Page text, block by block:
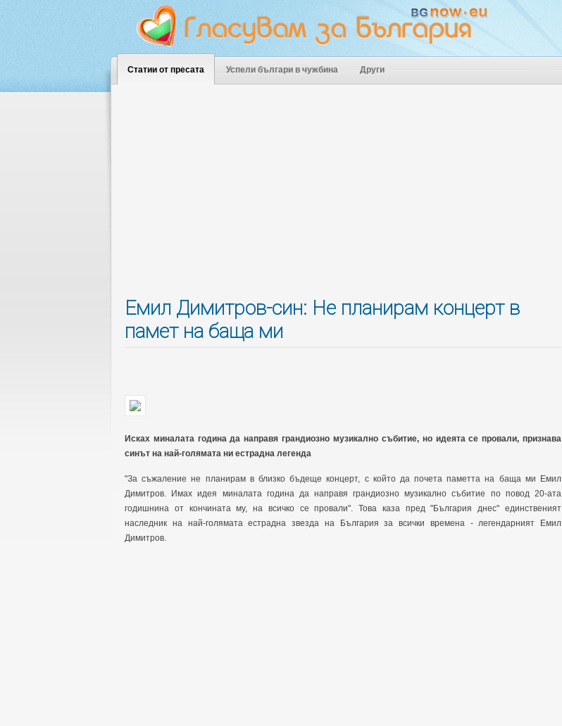
Статии от пресата Успели българи в чужбина Други
Емил Димитров-син: Не планирам концерт в
памет на баща ми
Исках миналата година да направя грандиозно музикално събитие, но идеята се провали, признава
синът на най-голямата ни естрадна легенда
"За съжаление не планирам в близко бъдеще концерт, с който да почета паметта на баща ми Емил
Димитров. Имах идея миналата година да направя грандиозно музикално събитие по повод 20-ата
годишнина от кончината му, на всичко се провали". Това каза пред "България днес" единственият
наследник на най-голямата естрадна звезда на България за всички времена - легендарният Емил
Димитров.